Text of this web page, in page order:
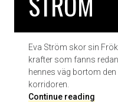
Eva Ström skor sin
krafter som fanns
hennes väg bortom
korridoren.
Continue reading